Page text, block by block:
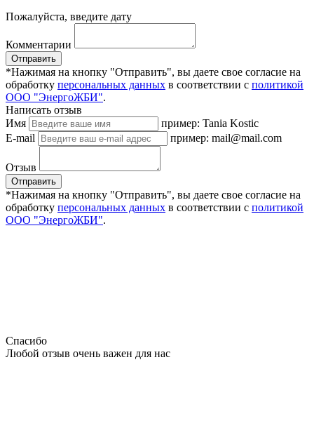
Пожалуйста, введите дату
Комментарии
Отправить
*Нажимая на кнопку "Отправить", вы даете свое согласие на
обработку персональных данных в соответствии с политикой
ООО "ЭнергоЖБИ".
Написать отзыв
Имя
пример: Tania Kostic
E-mail
пример: mail@mail.com
Отзыв
Отправить
*Нажимая на кнопку "Отправить", вы даете свое согласие на
обработку персональных данных в соответствии с политикой
ООО "ЭнергоЖБИ".
Спасибо
Любой отзыв очень важен для нас